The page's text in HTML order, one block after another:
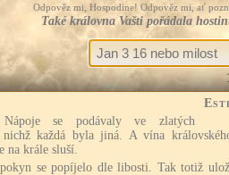
Odpověz mi, Hospodine! Odpověz mi, ať
Také královna Vašti pořádala
Nápoje se podávaly ve zlatých
nichž každá byla jiná. A vína
na krále sluší.
se popíjelo dle libosti. Tak totiž